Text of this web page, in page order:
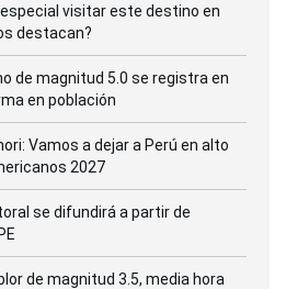
visitar este destino en
destacan?
de magnitud 5.0 se registra en
en población
Vamos a dejar a Perú en alto
2027
se difundirá a partir de
de magnitud 3.5, media hora